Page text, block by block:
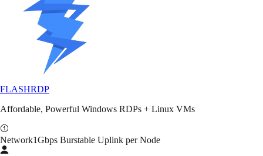
FLASHRDP
Affordable, Powerful Windows RDPs + Linux VMs
Network1Gbps Burstable Uplink per Node